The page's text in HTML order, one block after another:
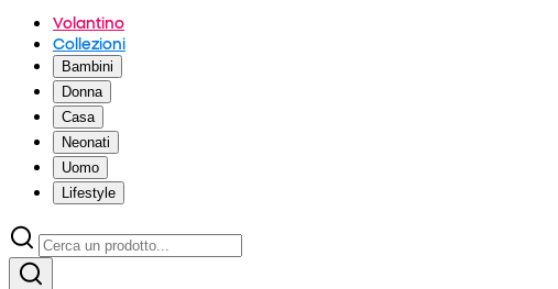
Volantino
Collezioni
Bambini
Donna
Casa
Neonati
Uomo
Lifestyle